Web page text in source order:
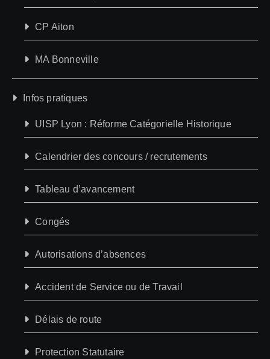
CP Aiton
MA Bonneville
Infos pratiques
UISP Lyon : Réforme Catégorielle Historique
Calendrier des concours / recrutements
Tableau d’avancement
Congés
Autorisations d’absences
Accident de Service ou de Travail
Délais de route
Protection Statutaire